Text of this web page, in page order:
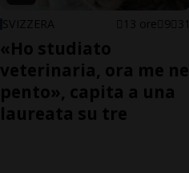
SVIZZERA 13 ore 9 31
«Ho studiato
veterinaria, ora me ne
pento», capita a una
laureata su tre